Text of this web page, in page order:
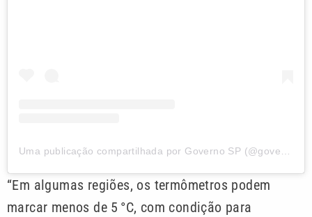
Uma publicação compartilhada por Governo SP (@governosp)
“Em algumas regiões, os termômetros podem
marcar menos de 5 °C, com condição para